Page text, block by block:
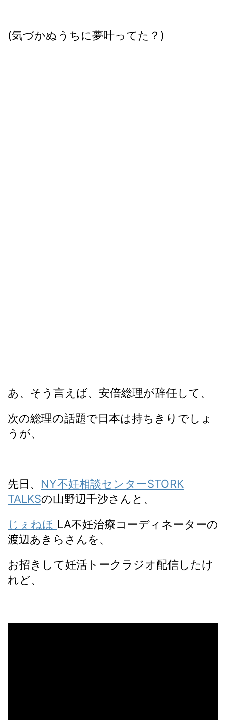
(気づかぬうちに夢叶ってた？)
あ、そう言えば、安倍総理が辞任して、
次の総理の話題で日本は持ちきりでしょ
うが、
先日、 NY不妊相談センターSTORK
TALKSの山野辺千沙さんと、
じぇねほ LA不妊治療コーディネーターの
渡辺あきらさんを、
お招きして妊活トークラジオ配信したけ
れど、